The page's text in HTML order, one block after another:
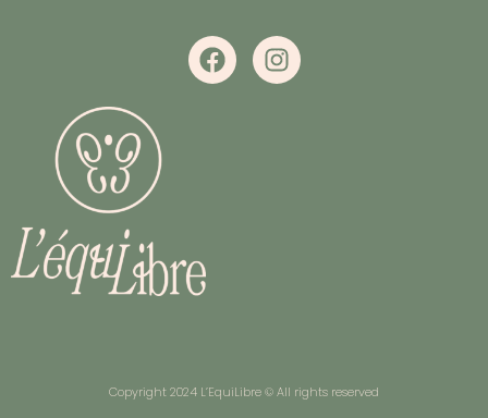
Copyright 2024 L’EquiLibre © All rights reserved